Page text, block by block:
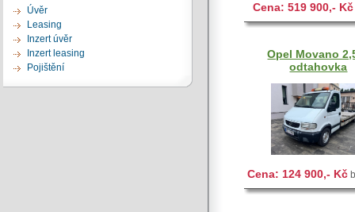
Úvěr
Leasing
Inzert úvěr
Inzert leasing
Pojištění
Cena: 519 900,- Kč
Opel Movano
odtahovka
Cena: 124 900,- Kč